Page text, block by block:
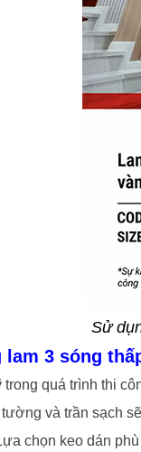
Sử
3 sóng
quá trình thi
và trần sạch
chọn keo dán